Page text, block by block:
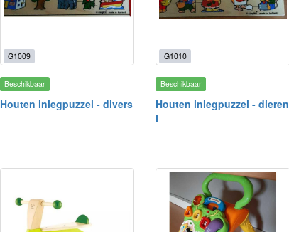
G1009
Beschikbaar
Houten inlegpuzzel - divers
G1010
Beschikbaar
Houten inlegpuzzel - dieren
I